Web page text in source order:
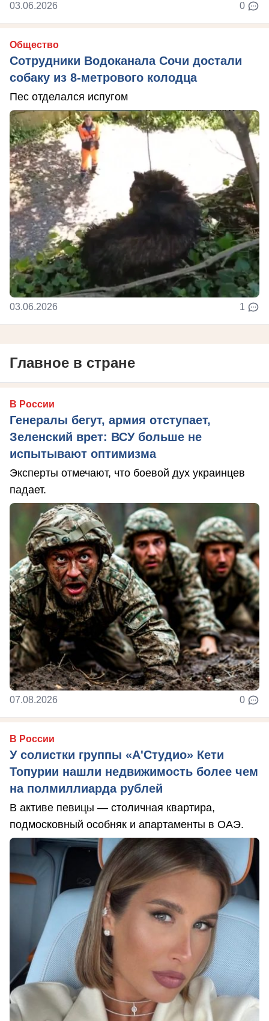
03.06.2026 0
Общество
Сотрудники Водоканала Сочи достали
собаку из 8-метрового колодца
Пес отделался испугом
03.06.2026 1
Главное в стране
В России
Генералы бегут, армия отступает,
Зеленский врет: ВСУ больше не
испытывают оптимизма
Эксперты отмечают, что боевой дух украинцев
падает.
07.08.2026 0
В России
У солистки группы «А'Студио» Кети
Топурии нашли недвижимость более чем
на полмиллиарда рублей
В активе певицы — столичная квартира,
подмосковный особняк и апартаменты в ОАЭ.